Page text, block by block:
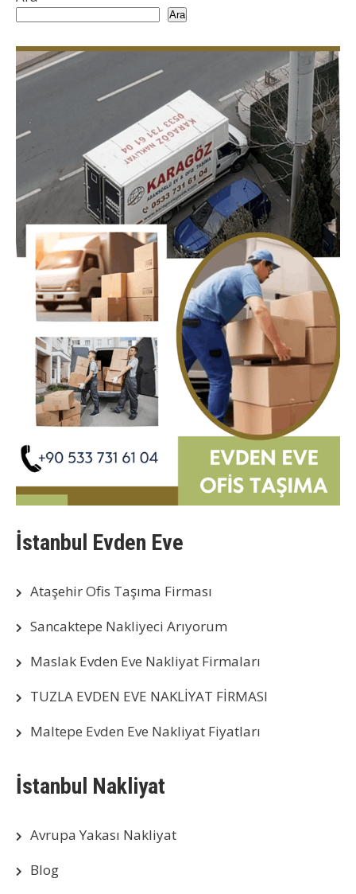
Ara
İstanbul Evden Eve
Ataşehir Ofis Taşıma Firması
Sancaktepe Nakliyeci Arıyorum
Maslak Evden Eve Nakliyat Firmaları
TUZLA EVDEN EVE NAKLİYAT FİRMASI
Maltepe Evden Eve Nakliyat Fiyatları
İstanbul Nakliyat
Avrupa Yakası Nakliyat
Blog